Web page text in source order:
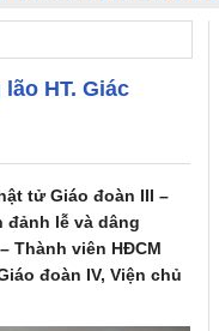
HT. Giác
tử Giáo đoàn III –
đảnh lễ và dâng
Thành viên HĐCM
đoàn IV, Viện chủ